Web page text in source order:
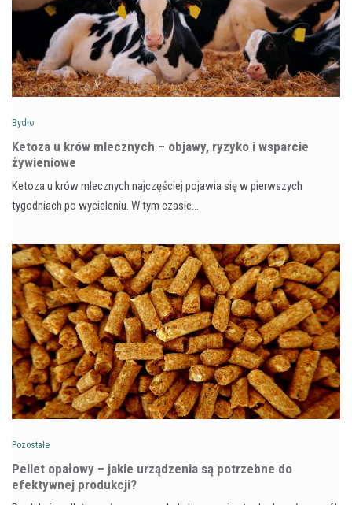
Bydło
Ketoza u krów mlecznych – objawy, ryzyko i wsparcie
żywieniowe
Ketoza u krów mlecznych najczęściej pojawia się w pierwszych
tygodniach po wycieleniu. W tym czasie…
Pozostałe
Pellet opałowy – jakie urządzenia są potrzebne do
efektywnej produkcji?